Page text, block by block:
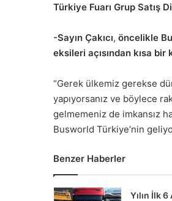
Türkiye Fuarı Grup Satış
-Sayın Çakıcı, öncelikle
eksileri açısından kısa bir
“Gerek ülkemiz gerekse
yapıyorsanız ve böylece
gelmemeniz de imkansız
Busworld Türkiye’nin
Benzer Haberler
Yılın İlk